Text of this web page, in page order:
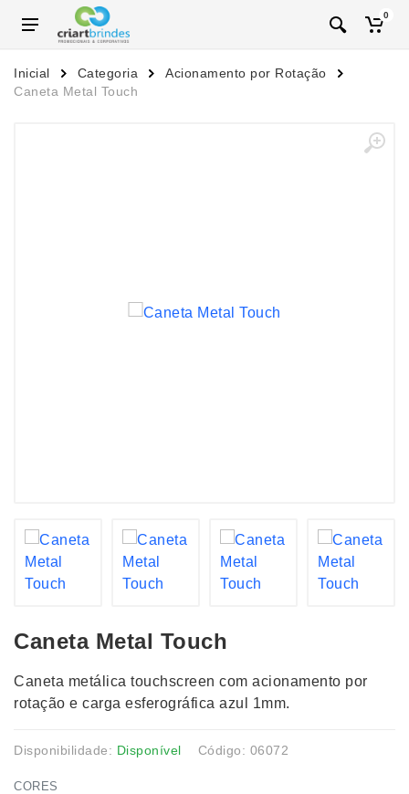
0
Inicial Categoria
Acionamento por Rotação
Caneta Metal Touch
Caneta Metal Touch
Caneta metálica touchscreen com acionamento por
rotação e carga esferográfica azul 1mm.
Disponibilidade: Disponível Código: 06072
CORES